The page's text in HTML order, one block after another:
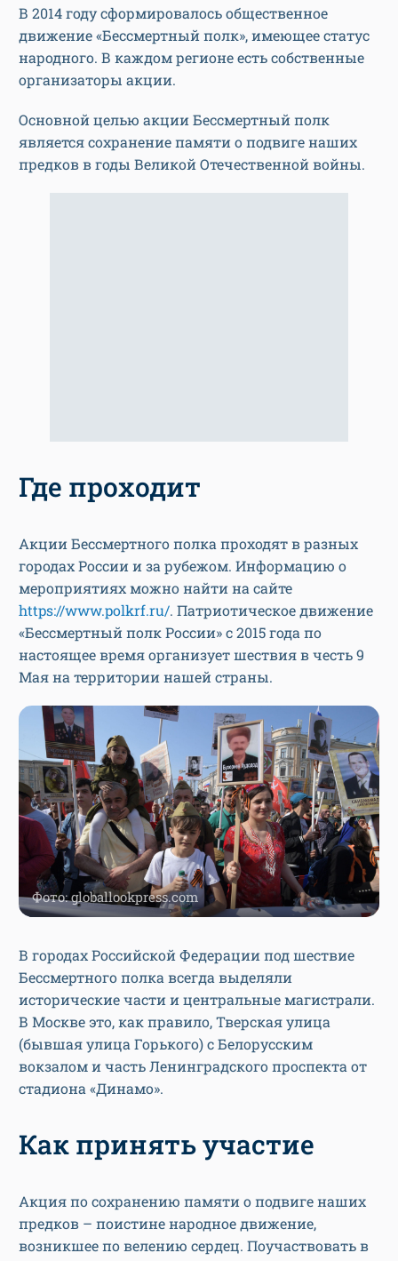
В 2014 году сформировалось общественное
движение «Бессмертный полк», имеющее статус
народного. В каждом регионе есть собственные
организаторы акции.
Основной целью акции Бессмертный полк
является сохранение памяти о подвиге наших
предков в годы Великой Отечественной войны.
Где проходит
Акции Бессмертного полка проходят в разных
городах России и за рубежом. Информацию о
мероприятиях можно найти на сайте
https://www.polkrf.ru/. Патриотическое движение
«Бессмертный полк России» с 2015 года по
настоящее время организует шествия в честь 9
Мая на территории нашей страны.
Фото: globallookpress.com
В городах Российской Федерации под шествие
Бессмертного полка всегда выделяли
исторические части и центральные магистрали.
В Москве это, как правило, Тверская улица
(бывшая улица Горького) с Белорусским
вокзалом и часть Ленинградского проспекта от
стадиона «Динамо».
Как принять участие
Акция по сохранению памяти о подвиге наших
предков – поистине народное движение,
возникшее по велению сердец. Поучаствовать в